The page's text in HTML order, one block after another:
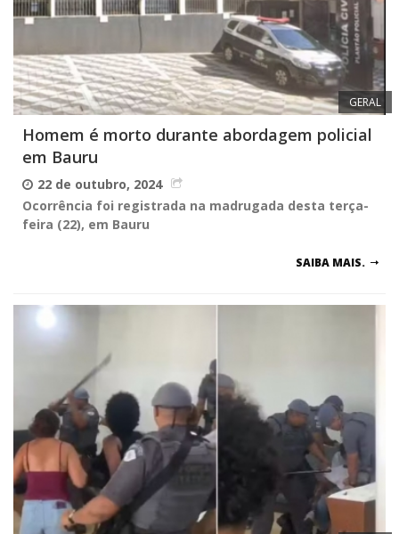
GERAL
Homem é morto durante abordagem policial
em Bauru
22 de outubro, 2024
Ocorrência foi registrada na madrugada desta terça-
feira (22), em Bauru
SAIBA MAIS.